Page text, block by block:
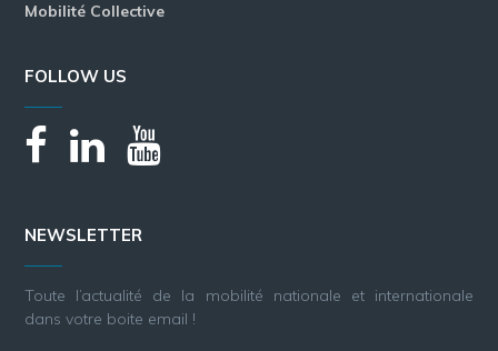
Mobilité Collective
FOLLOW US
NEWSLETTER
Toute l’actualité de la mobilité nationale et internationale
dans votre boite email !